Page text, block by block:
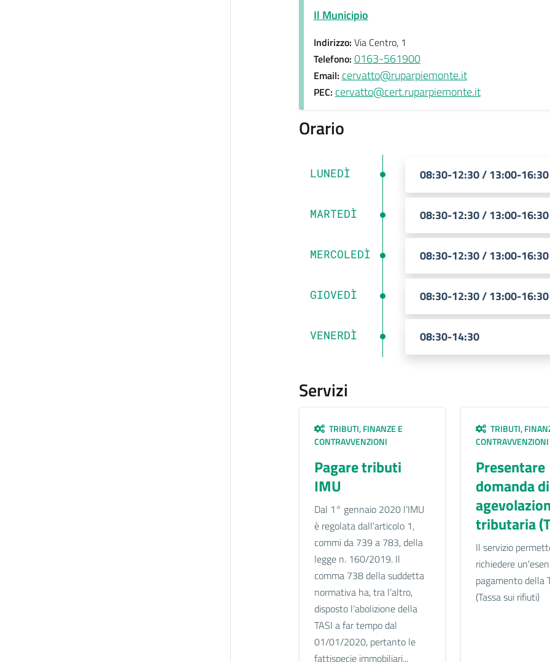
Il Municipio
Indirizzo: Via Centro, 1
Telefono: 0163-561900
Email: cervatto@ruparpiemonte.it
PEC: cervatto@cert.ruparpiemonte.it
Orario
LUNEDÌ 08:30-12:30 / 13:00-16:30
MARTEDÌ 08:30-12:30 / 13:00-16:30
MERCOLEDÌ 08:30-12:30 / 13:00-16:30
GIOVEDÌ 08:30-12:30 / 13:00-16:30
VENERDÌ 08:30-14:30
Servizi
TRIBUTI, FINANZE E
CONTRAVVENZIONI
Pagare tributi
IMU
Dal 1° gennaio 2020 l’IMU
è regolata dall’articolo 1,
commi da 739 a 783, della
legge n. 160/2019. Il
comma 738 della suddetta
normativa ha, tra l’altro,
disposto l’abolizione della
TASI a far tempo dal
01/01/2020, pertanto le
fattispecie immobiliari...
TRIBUTI,
CONTRAVVENZIONI
Presentare
domanda di
tributaria
Il servizio
richiedere
pagamento della
(Tassa sui rifiuti)